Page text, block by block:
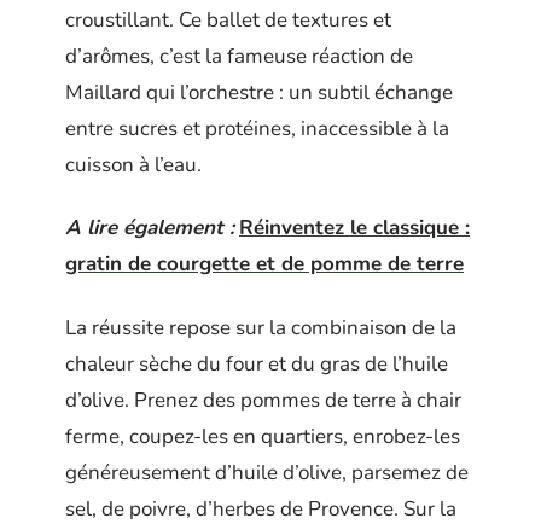
croustillant. Ce ballet de textures et
d’arômes, c’est la fameuse réaction de
Maillard qui l’orchestre : un subtil échange
entre sucres et protéines, inaccessible à la
cuisson à l’eau.
A lire également : Réinventez le classique :
gratin de courgette et de pomme de terre
La réussite repose sur la combinaison de la
chaleur sèche du four et du gras de l’huile
d’olive. Prenez des pommes de terre à chair
ferme, coupez-les en quartiers, enrobez-les
généreusement d’huile d’olive, parsemez de
sel, de poivre, d’herbes de Provence. Sur la